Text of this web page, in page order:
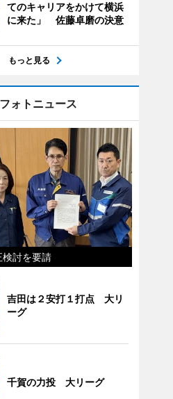
てのキャリアをかけて横浜
に来た」 佐藤卓磨の決意
もっと見る
ォトニュース
討を要請
吉田は２安打１打点 大リ
ーグ
千賀の力投 大リーグ